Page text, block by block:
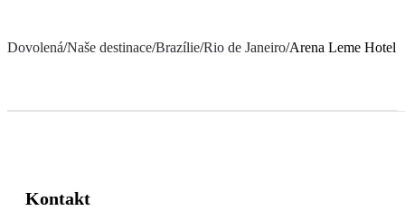
Dovolená/Naše destinace/Brazílie/Rio de Janeiro/Arena Leme Hotel
Kontakt